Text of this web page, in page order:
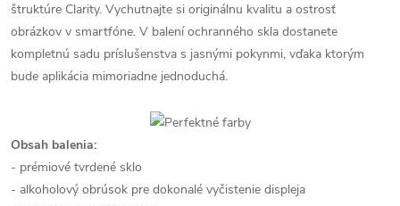
štruktúre Clarity. Vychutnajte si originálnu kvalitu a ostrosť
obrázkov v smartfóne. V balení ochranného skla dostanete
kompletnú sadu príslušenstva s jasnými pokynmi, vďaka ktorým
bude aplikácia mimoriadne jednoduchá.
Obsah balenia:
- prémiové tvrdené sklo
- alkoholový obrúsok pre dokonalé vyčistenie displeja